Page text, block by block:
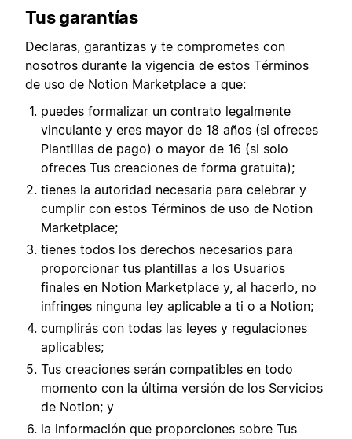
Tus garantías
Declaras, garantizas y te comprometes con
nosotros durante la vigencia de estos Términos
de uso de Notion Marketplace a que:
puedes formalizar un contrato legalmente
vinculante y eres mayor de 18 años (si ofreces
Plantillas de pago) o mayor de 16 (si solo
ofreces Tus creaciones de forma gratuita);
tienes la autoridad necesaria para celebrar y
cumplir con estos Términos de uso de Notion
Marketplace;
tienes todos los derechos necesarios para
proporcionar tus plantillas a los Usuarios
finales en Notion Marketplace y, al hacerlo, no
infringes ninguna ley aplicable a ti o a Notion;
cumplirás con todas las leyes y regulaciones
aplicables;
Tus creaciones serán compatibles en todo
momento con la última versión de los Servicios
de Notion; y
la información que proporciones sobre Tus